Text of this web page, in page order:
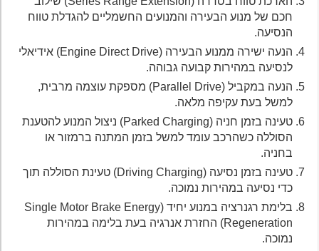
חכם של מנוע הבעירה והמנועים החשמליים להגדלת טווח
הנסיעה.
הנעה ישירה ממנוע הבעירה (Engine Direct Drive) אידיאלי
לנסיעה במהירות קבועה גבוהה.
הנעה במקביל (Parallel Drive) מספקת עוצמה מרבית,
למשל בעת עקיפה מלאה.
טעינה בזמן חניה (Parked Charging) ניצול המנוע להטענת
הסוללה כשהרכב עומד למשל בזמן המתנה ברמזור או
בחניה.
טעינה בזמן נסיעה (Driving Charging) טעינת הסוללה תוך
כדי נסיעה במהירות נמוכה.
בלימת רגנרציה במנוע יחיד (Single Motor Brake Energy
Regeneration) החזרת אנרגיה בעת בלימה במהירות
נמוכה.